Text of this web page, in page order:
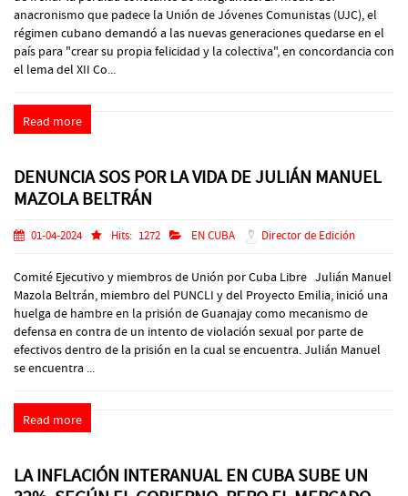
anacronismo que padece la Unión de Jóvenes Comunistas (UJC), el
régimen cubano demandó a las nuevas generaciones quedarse en el
país para "crear su propia felicidad y la colectiva", en concordancia con
el lema del XII Co...
Read more
DENUNCIA SOS POR LA VIDA DE JULIÁN MANUEL
MAZOLA BELTRÁN
01-04-2024 Hits: 1272 EN CUBA Director de Edición
Comité Ejecutivo y miembros de Unión por Cuba Libre Julián Manuel
Mazola Beltrán, miembro del PUNCLI y del Proyecto Emilia, inició una
huelga de hambre en la prisión de Guanajay como mecanismo de
defensa en contra de un intento de violación sexual por parte de
efectivos dentro de la prisión en la cual se encuentra. Julián Manuel
se encuentra ...
Read more
LA INFLACIÓN INTERANUAL EN CUBA SUBE UN